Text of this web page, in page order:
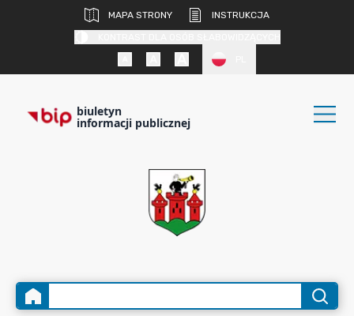
MAPA STRONY
INSTRUKCJA
biuletyn
informacji publicznej